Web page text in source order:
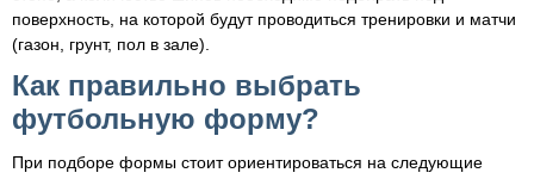
поверхность, на которой будут проводиться тренировки и матчи
(газон, грунт, пол в зале).
Как правильно выбрать
футбольную форму?
При подборе формы стоит ориентироваться на следующие